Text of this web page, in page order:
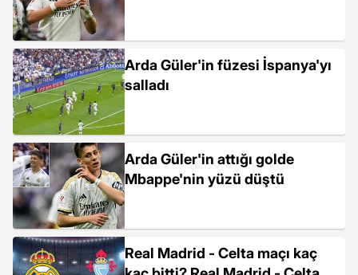
Arda Güler'in füzesi İspanya'yı
salladı
Arda Güler'in attığı golde
Mbappe'nin yüzü düştü
Real Madrid - Celta maçı kaç